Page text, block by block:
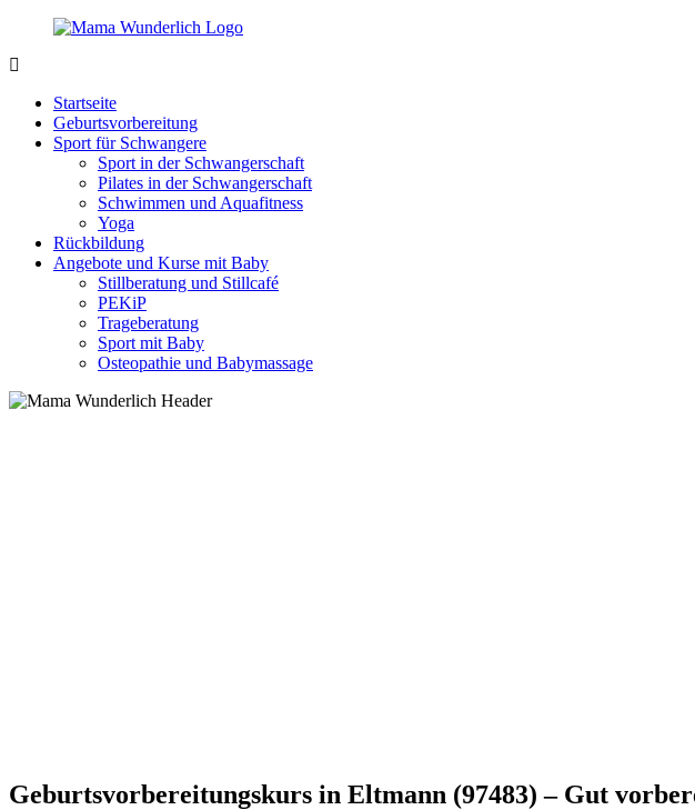
Zurück
Inhalt
sein
wunderbar!
Startseite
Geburtsvorbereitung
Sport für Schwangere
Sport in der Schwangerschaft
Pilates in der Schwangerschaft
Schwimmen und Aquafitness
Yoga
Rückbildung
Angebote und Kurse mit Baby
Stillberatung und Stillcafé
PEKiP
Trageberatung
Sport mit Baby
Osteopathie und Babymassage
Geburtsvorbereitungskurs in Eltmann (97483) – Gut